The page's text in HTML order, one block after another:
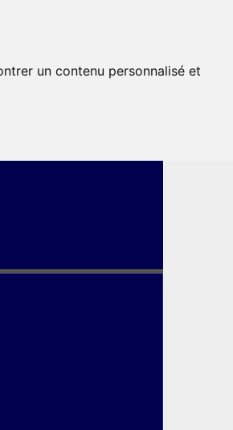
un contenu personnalisé et